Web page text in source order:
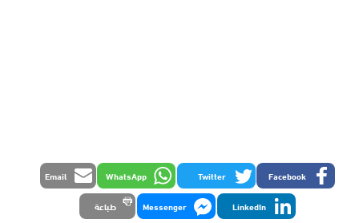
Facebook
Twitter
WhatsApp
Email
LinkedIn
Messenger طباعة